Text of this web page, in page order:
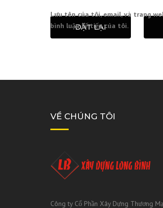
Lưu tên của tôi, email, và trang
bình luận kế tiếp của tôi.
ĐẶT LẠI
VỀ CHÚNG TÔI
Công ty Cổ Phần Xây Dựng Thương